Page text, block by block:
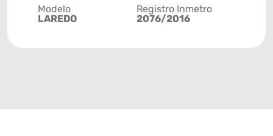
Modelo
LAREDO
Registro Inmetro
2076/2016